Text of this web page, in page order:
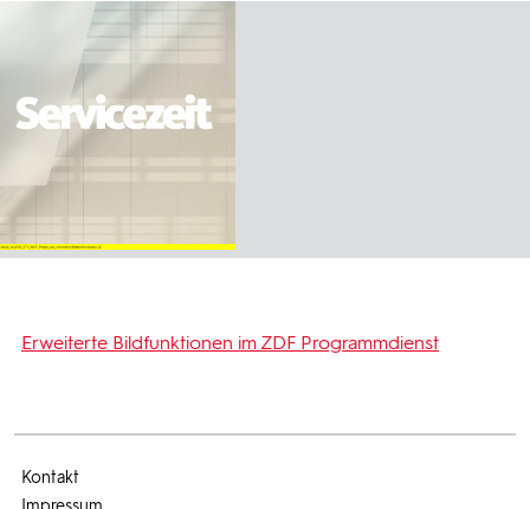
Erweiterte Bildfunktionen im ZDF Programmdienst
Kontakt